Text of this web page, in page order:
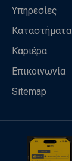
Υπηρεσίες
Καταστήματα
Καριέρα
Επικοινωνία
Sitemap